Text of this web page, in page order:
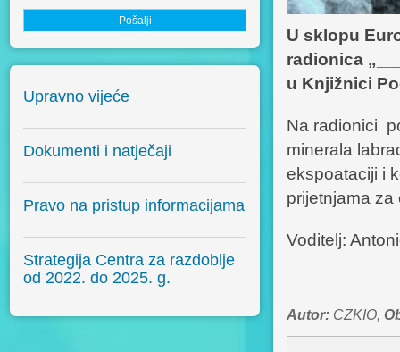
Upravno vijeće
Dokumenti i natječaji
Pravo na pristup informacijama
Strategija Centra za razdoblje
od 2022. do 2025. g.
U sklopu
radionica
u Knjižnici
Na radionici
minerala
ekspoataciji i
prijetnjama za
Voditelj:
Autor: CZKIO,